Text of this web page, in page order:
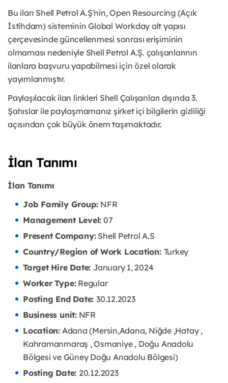
Bu ilan Shell Petrol A.Ş'nin, Open Resourcing (Açık
İstihdam) sisteminin Global Workday alt yapısı
çerçevesinde güncellenmesi sonrası erişiminin
olmaması nedeniyle Shell Petrol A.Ş. çalışanlarının
ilanlara başvuru yapabilmesi için özel olarak
yayımlanmıştır.
Paylaşılacak ilan linkleri Shell Çalışanları dışında 3.
Şahıslar ile paylaşmamanız şirket içi bilgilerin gizliliği
açısından çok büyük önem taşımaktadır.
İlan Tanımı
İlan Tanımı
Job Family Group: NFR
Management Level: 07
Present Company:Shell Petrol A.S
Country/Region of Work Location: Turkey
Target Hire Date: January 1, 2024
Worker Type:Regular
Posting End Date: 30.12.2023
Business unit:NFR
Location:Adana (Mersin,Adana, Niğde ,Hatay ,
Kahramanmaraş , Osmaniye , Doğu Anadolu
Bölgesi ve Güney Doğu Anadolu Bölgesi)
Posting Date: 20.12.2023